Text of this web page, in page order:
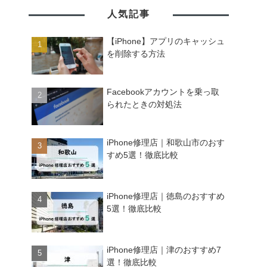
人気記事
【iPhone】アプリのキャッシュ
を削除する方法
Facebookアカウントを乗っ取
られたときの対処法
iPhone修理店｜和歌山市のおす
すめ5選！徹底比較
iPhone修理店｜徳島のおすすめ
5選！徹底比較
iPhone修理店｜津のおすすめ7
選！徹底比較